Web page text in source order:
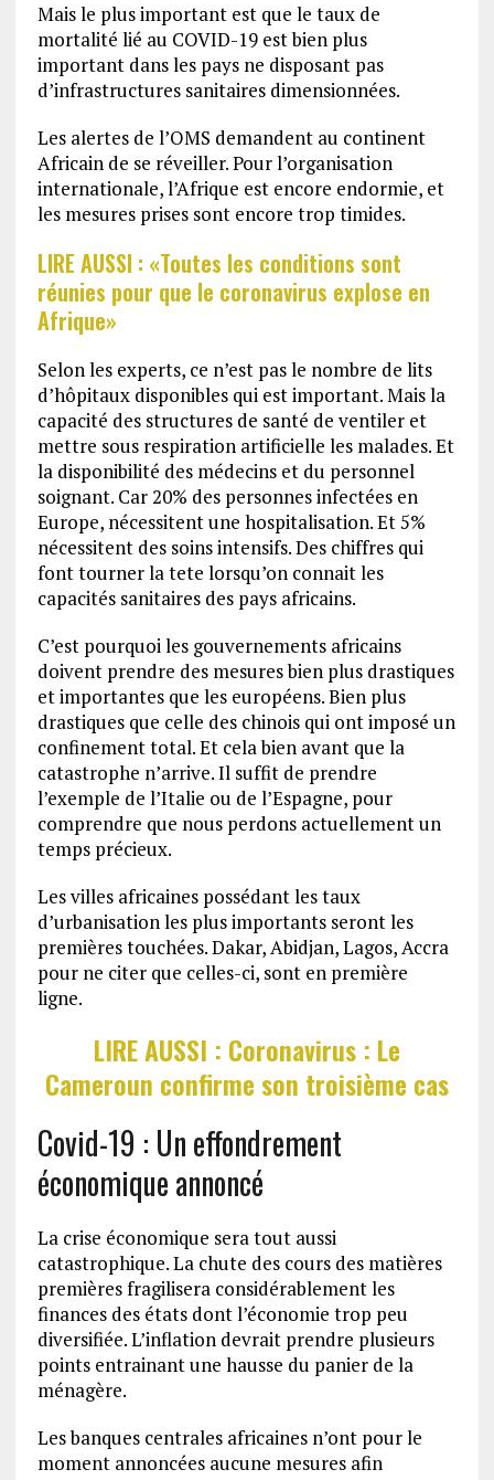
Mais le plus important est que le taux de
mortalité lié au COVID-19 est bien plus
important dans les pays ne disposant pas
d’infrastructures sanitaires dimensionnées.
Les alertes de l’OMS demandent au continent
Africain de se réveiller. Pour l’organisation
internationale, l’Afrique est encore endormie, et
les mesures prises sont encore trop timides.
LIRE AUSSI : «Toutes les conditions sont
réunies pour que le coronavirus explose en
Afrique»
Selon les experts, ce n’est pas le nombre de lits
d’hôpitaux disponibles qui est important. Mais la
capacité des structures de santé de ventiler et
mettre sous respiration artificielle les malades. Et
la disponibilité des médecins et du personnel
soignant. Car 20% des personnes infectées en
Europe, nécessitent une hospitalisation. Et 5%
nécessitent des soins intensifs. Des chiffres qui
font tourner la tete lorsqu’on connait les
capacités sanitaires des pays africains.
C’est pourquoi les gouvernements africains
doivent prendre des mesures bien plus drastiques
et importantes que les européens. Bien plus
drastiques que celle des chinois qui ont imposé un
confinement total. Et cela bien avant que la
catastrophe n’arrive. Il suffit de prendre
l’exemple de l’Italie ou de l’Espagne, pour
comprendre que nous perdons actuellement un
temps précieux.
Les villes africaines possédant les taux
d’urbanisation les plus importants seront les
premières touchées. Dakar, Abidjan, Lagos, Accra
pour ne citer que celles-ci, sont en première
ligne.
LIRE AUSSI : Coronavirus : Le
Cameroun confirme son troisième cas
Covid-19 : Un effondrement
économique annoncé
La crise économique sera tout aussi
catastrophique. La chute des cours des matières
premières fragilisera considérablement les
finances des états dont l’économie trop peu
diversifiée. L’inflation devrait prendre plusieurs
points entrainant une hausse du panier de la
ménagère.
Les banques centrales africaines n’ont pour le
moment annoncées aucune mesures afin